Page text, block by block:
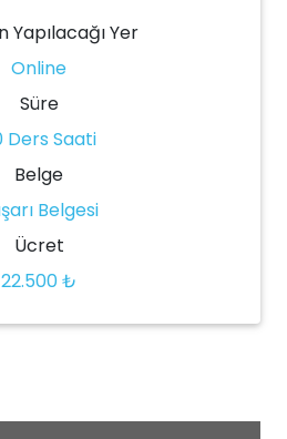
Yapılacağı Yer
Online
Süre
Ders Saati
Belge
Belgesi
Ücret
22.500 ₺